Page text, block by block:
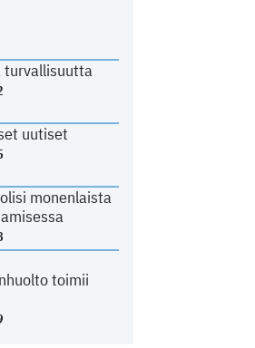
turvallisuutta
uutiset
monenlaista
toimii